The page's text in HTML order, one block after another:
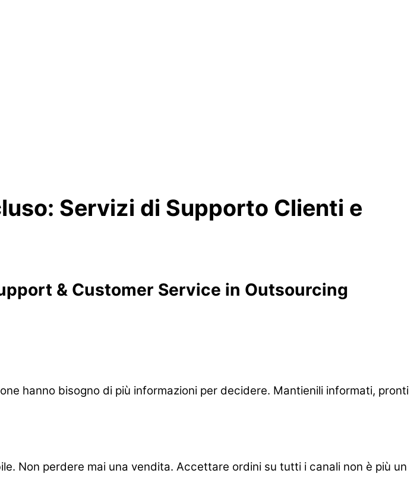
Servizi di Supporto Clienti e
& Customer Service in Outsourcing
hanno bisogno di più informazioni per decidere. Mantienili informati, pronti
Non perdere mai una vendita. Accettare ordini su tutti i canali non è più un